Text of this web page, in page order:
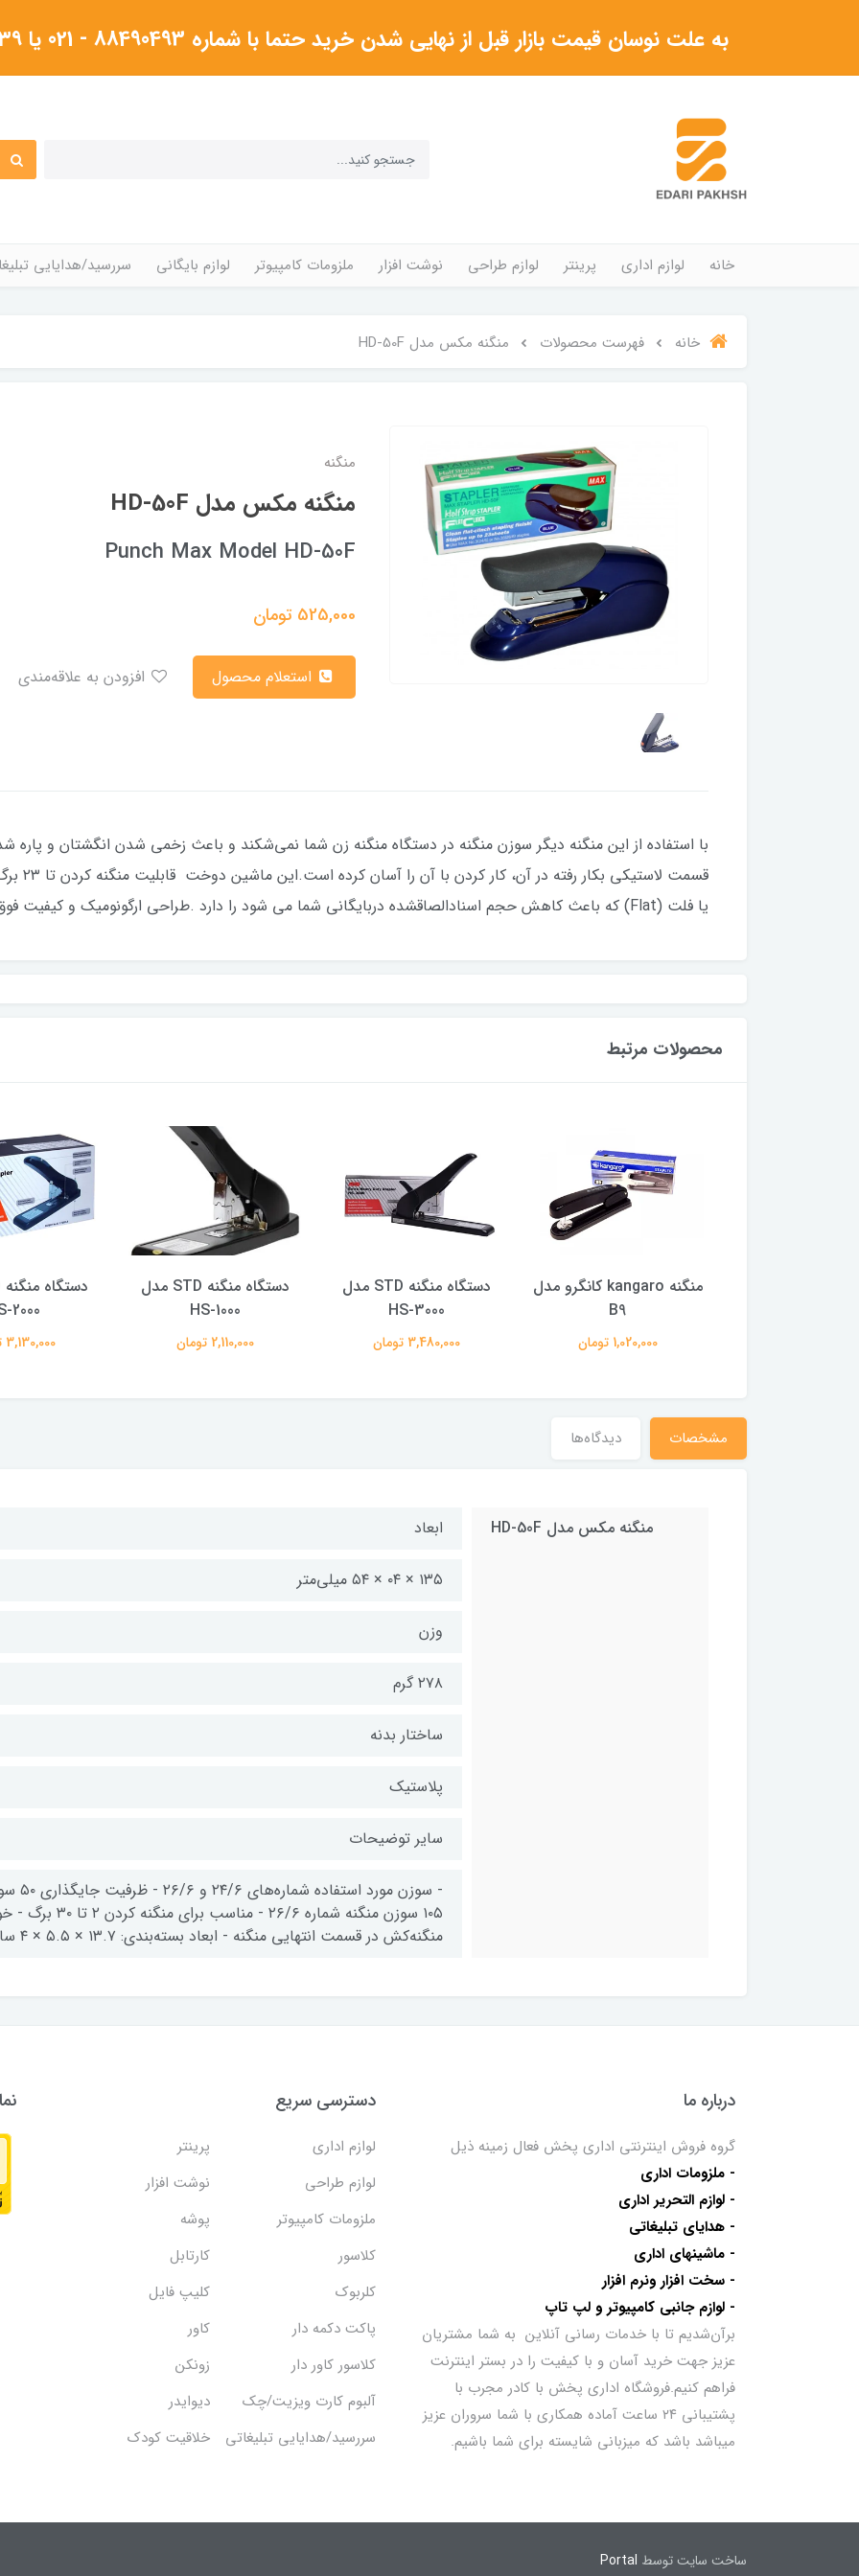
به علت نوسان قیمت بازار قبل از نهایی شدن خرید حتما با شماره 88490493 - 021 یا ۰۹۱۲۳۸۰۴۳۳۹گرفته شود
خانه لوازم اداری پرینتر لوازم طراحی نوشت افزار ملزومات کامپیوتر لوازم بایگانی سررسید/هدایایی
خانه فهرست محصولات منگنه مکس مدل HD-50F
منگنه
منگنه مکس مدل HD-50F
Punch Max Model HD-50F
525,000 تومان
با استفاده از این منگنه دیگر سوزن منگنه در دستگاه منگنه زن شما نمی‌شکند و باعث زخمی شدن انگشتان و پاره
یا فلت (Flat) که باعث کاهش حجم اسنادالصاقشده دربایگانی شما می شود را دارد .طراحی ارگونومیک و کیفیت فوق العاده
محصولات مرتبط
منگنه kangaro کانگرو مدل
B9
1,020,000 تومان
دستگاه منگنه STD مدل
HS-3000
3,480,000 تومان
دستگاه منگنه STD مدل
HS-1000
2,110,000 تومان
2000
3,130,000 تومان
مشخصات دیدگاه‌ها
منگنه مکس مدل HD-50F ابعاد
۱۳۵ × ۰۴ × ۵۴ میلی‌متر
وزن
۲۷۸ گرم
ساختار بدنه
پلاستیک
سایر توضیحات
۱۰۵ سوزن منگنه
منگنه‌کش در قسمت انتهایی منگنه - ابعاد بسته‌بندی: ۱۳.۷ × ۵.۵ × ۴ سانتی‌متر - وزن بسته‌بندی: ۲۹۱ گرم
درباره ما
گروه فروش اینترنتی اداری پخش فعال زمینه ذیل
- ملزومات اداری
- لوازم التحریر اداری
- هدایای تبلیغاتی
- ماشینهای اداری
- سخت افزار ونرم افزار
- لوازم جانبی کامپیوتر و لپ تاپ
برآن‌شدیم تا با خدمات رسانی آنلاین به شما مشتریان
عزیز جهت خرید آسان و با کیفیت را در بستر اینترنت
فراهم کنیم.فروشگاه اداری پخش با کادر مجرب با
پشتیبانی ۲۴ ساعت آماده همکاری با شما سروران عزیز
میباشد باشد که میزبانی شایسته برای شما باشیم.
دسترسی سریع
لوازم اداری
پرینتر
لوازم طراحی
نوشت افزار
ملزومات کامپیوتر
پوشه
کلاسور
کارتابل
کلربوک
کلیپ فایل
پاکت دکمه دار
کاور
کلاسور کاور دار
زونکن
آلبوم کارت ویزیت/چک
دیوایدر
سررسید/هدایایی تبلیغاتی
خلاقیت کودک
ساخت سایت توسط Portal